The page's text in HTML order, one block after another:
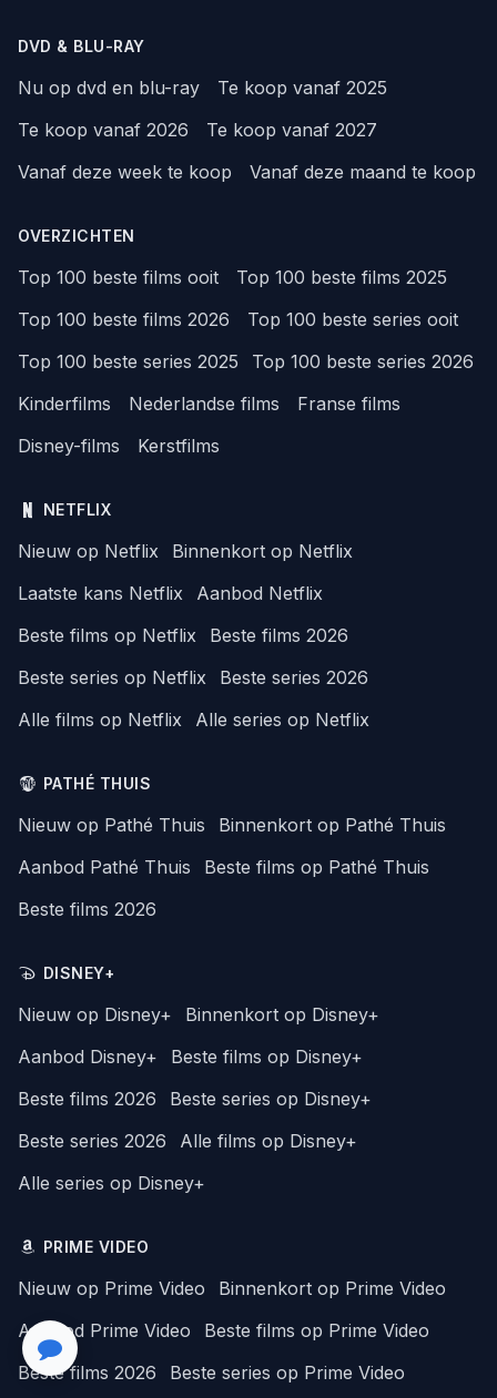
DVD & BLU-RAY
Nu op dvd en blu-ray
Te koop vanaf 2025
Te koop vanaf 2026
Te koop vanaf 2027
Vanaf deze week te koop
Vanaf deze maand te koop
OVERZICHTEN
Top 100 beste films ooit
Top 100 beste films 2025
Top 100 beste films 2026
Top 100 beste series ooit
Top 100 beste series 2025
Top 100 beste series 2026
Kinderfilms
Nederlandse films
Franse films
Disney-films
Kerstfilms
NETFLIX
Nieuw op Netflix
Binnenkort op Netflix
Laatste kans Netflix
Aanbod Netflix
Beste films op Netflix
Beste films 2026
Beste series op Netflix
Beste series 2026
Alle films op Netflix
Alle series op Netflix
PATHÉ THUIS
Nieuw op Pathé Thuis
Binnenkort op Pathé Thuis
Aanbod Pathé Thuis
Beste films op Pathé Thuis
Beste films 2026
DISNEY+
Nieuw op Disney+
Binnenkort op Disney+
Aanbod Disney+
Beste films op Disney+
Beste films 2026
Beste series op Disney+
Beste series 2026
Alle films op Disney+
Alle series op Disney+
PRIME VIDEO
Nieuw op Prime Video
Binnenkort op Prime Video
Aanbod Prime Video
Beste films op Prime Video
Beste films 2026
Beste series op Prime Video